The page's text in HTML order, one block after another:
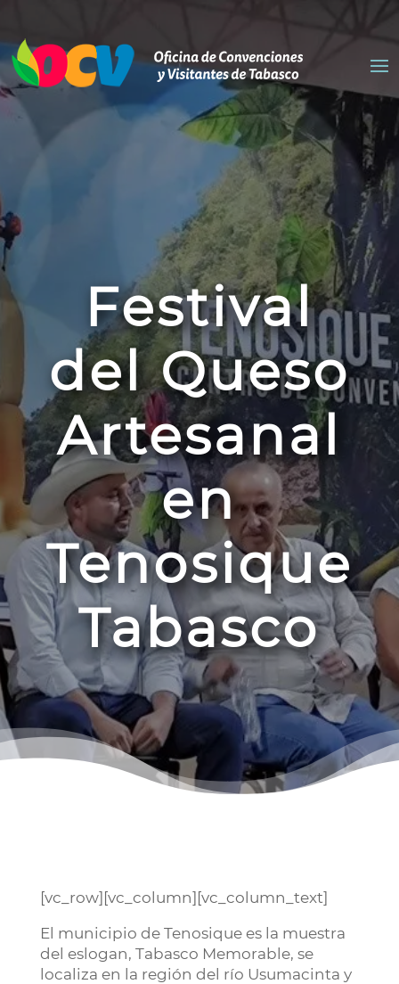
Festival
del Queso
Artesanal
en
Tenosique
Tabasco
[vc_row][vc_column][vc_column_text]
El municipio de Tenosique es la muestra
del eslogan, Tabasco Memorable, se
localiza en la región del río Usumacinta y